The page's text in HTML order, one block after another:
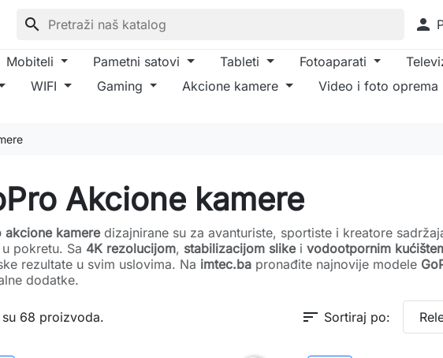
search 
Mobiteli Pametni satovi Tableti Fotoaparati
WIFI Gaming Akcione kamere Video i foto oprema
Akcione kamere
akcione kameredizajnirane su za avanturiste, sportiste i kreatore
pokretu. Sa 4K rezolucijom, stabilizacijom slikei vodootpornim
rezultate u svim uslovima. Na imtec.ba pronađite najnovije modele
dodatke.
su 68 proizvoda. sort Sortiraj po: